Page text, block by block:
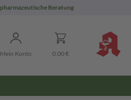
pharmazeutische Beratung
Mein Konto 0,00 €